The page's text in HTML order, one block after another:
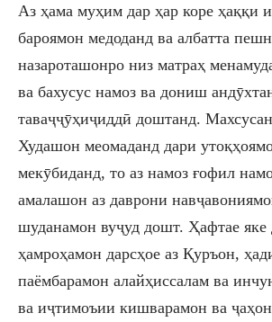
Аз ҳама муҳим дар ҳар коре ҳаққи
бароямон медоданд ва албатта
назароташонро низ матраҳ
ва бахусус намоз ва дониш
таваҷҷӯҳиҷиддӣ доштанд.
Худашон меомаданд дари
мекӯбиданд, то аз намоз ғофил
амалашон аз даврони
шуданамон вуҷуд дошт. Ҳафтае яке
ҳамроҳамон дарсҳое аз Қуръон,
паёмбарамон алайҳиссалам ва
ва иҷтимоъии кишварамон ва ҷаҳон